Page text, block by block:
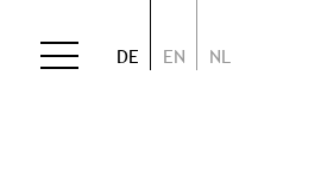
DE EN NL